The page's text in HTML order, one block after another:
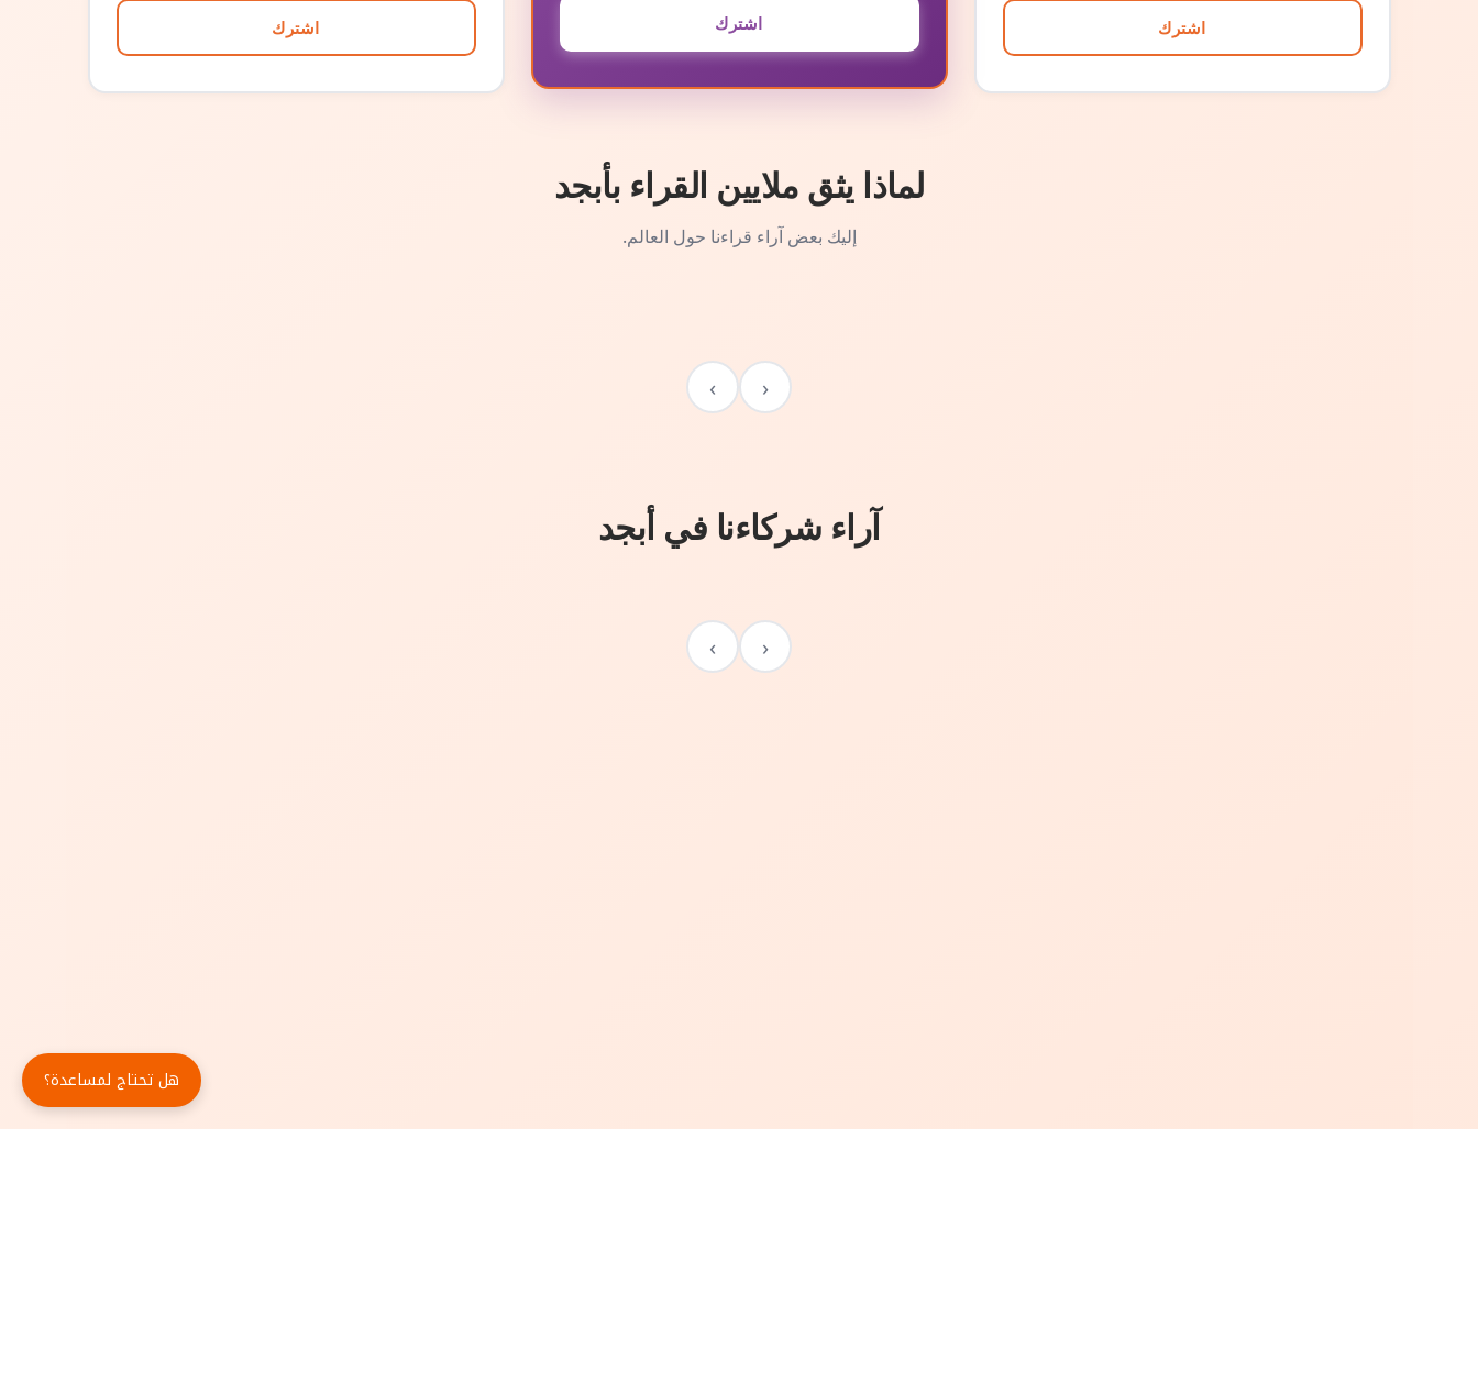
اشترك اشترك اشترك
لماذا يثق ملايين القراء بأبجد
إليك بعض آراء قراءنا حول العالم.
‹
›
آراء شركاءنا في أبجد
‹
›
هل تحتاج لمساعدة؟